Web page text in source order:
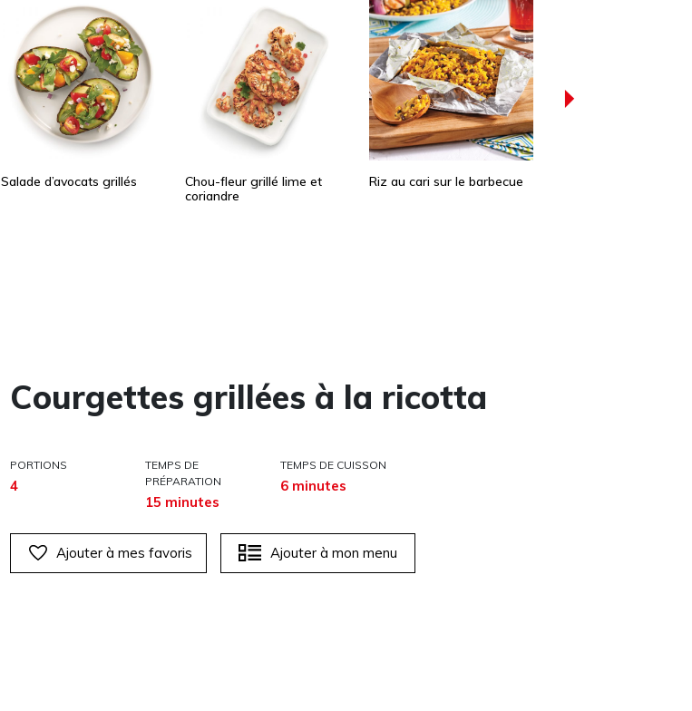
Salade d’avocats grillés
Chou-fleur grillé lime et
coriandre
Riz au cari sur le barbecue
Courgettes grillées à la ricotta
PORTIONS
4
TEMPS DE
PRÉPARATION
15 minutes
TEMPS DE CUISSON
6 minutes
Ajouter à mes favoris Ajouter à mon menu